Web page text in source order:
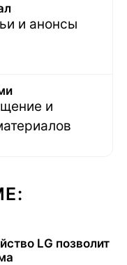
и анонсы
и
LG позволит